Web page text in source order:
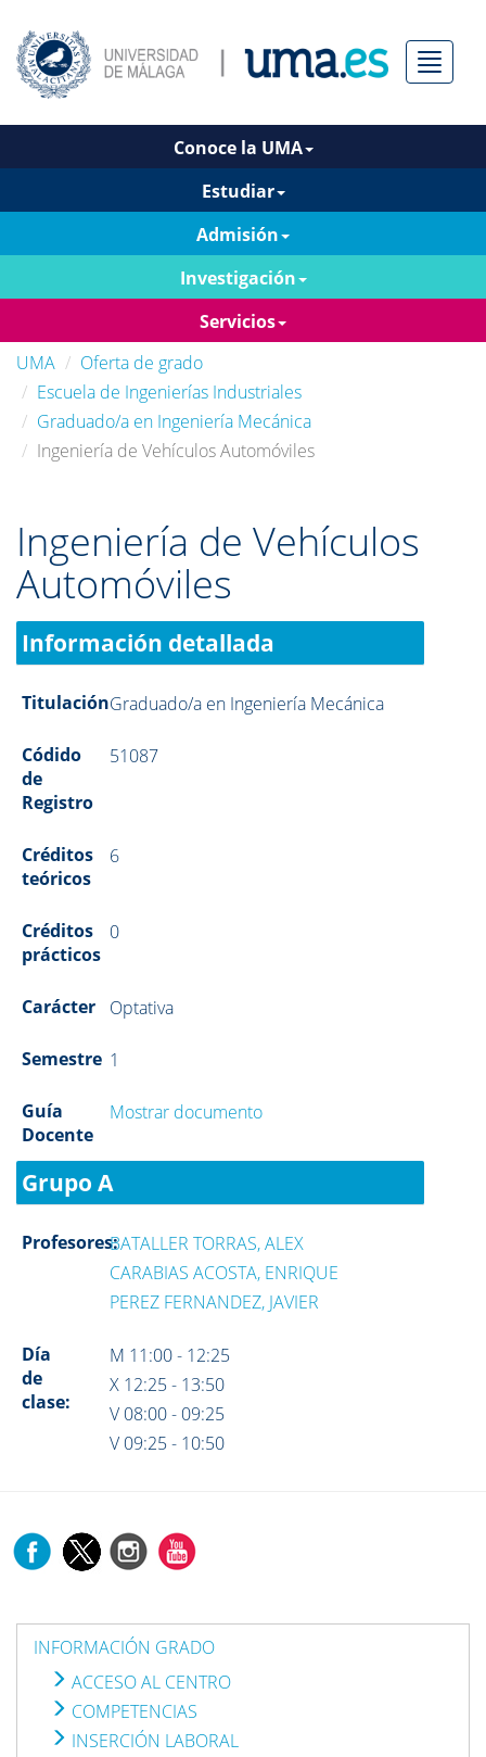
Menú
Conoce la UMA
Estudiar
Admisión
Investigación
Servicios
UMA
Oferta de grado
Escuela de Ingenierías Industriales
Graduado/a en Ingeniería Mecánica
Ingeniería de Vehículos Automóviles
Ingeniería de Vehículos
Automóviles
Información detallada
TitulaciónGraduado/a en Ingeniería Mecánica
Códido
de
Registro
51087
Créditos
teóricos
6
Créditos
prácticos
0
Carácter Optativa
Semestre 1
Guía
Docente
Mostrar documento
Grupo A
Profesores:BATALLER TORRAS, ALEX
CARABIAS ACOSTA, ENRIQUE
PEREZ FERNANDEZ, JAVIER
Día
de
clase:
M 11:00 - 12:25
X 12:25 - 13:50
V 08:00 - 09:25
V 09:25 - 10:50
INFORMACIÓN GRADO
ACCESO AL CENTRO
COMPETENCIAS
INSERCIÓN LABORAL